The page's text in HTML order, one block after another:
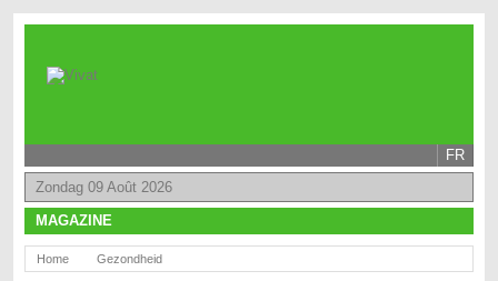
FR
Zondag 09 Août 2026
MAGAZINE
Home Gezondheid